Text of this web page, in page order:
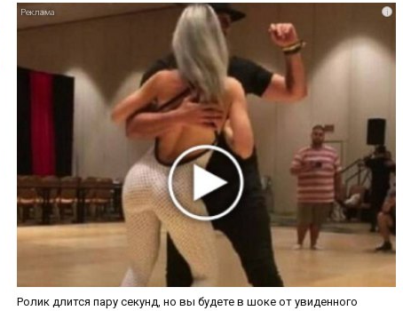
i
Ролик длится пару секунд, но вы будете в шоке от увиденного